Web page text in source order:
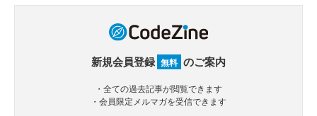
新規会員登録 無料 のご案内
・全ての過去記事が閲覧できます
・会員限定メルマガを受信できます